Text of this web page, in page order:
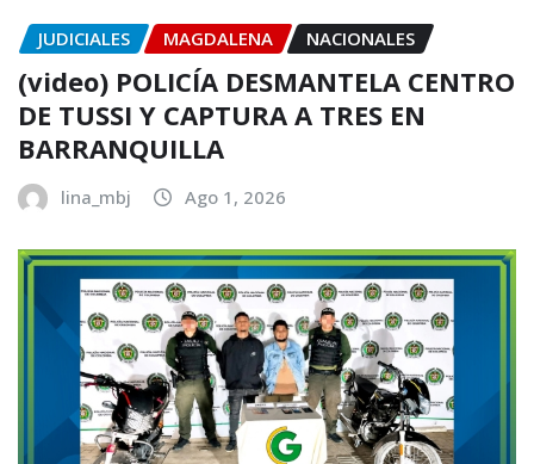
JUDICIALES MAGDALENA NACIONALES
(video) POLICÍA DESMANTELA CENTRO
DE TUSSI Y CAPTURA A TRES EN
BARRANQUILLA
lina_mbj Ago 1, 2026